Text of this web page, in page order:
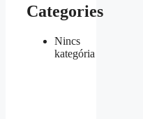
Categories
Nincs
kategória